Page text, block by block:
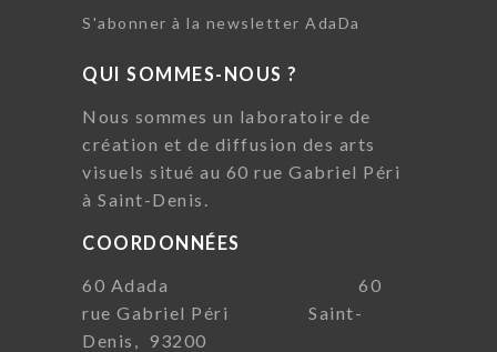
S'abonner à la newsletter AdaDa
QUI SOMMES-NOUS ?
Nous sommes un laboratoire de
création et de diffusion des arts
visuels situé au 60 rue Gabriel Péri
à Saint-Denis.
COORDONNÉES
60 Adada 60
rue Gabriel Péri Saint-
Denis, 93200